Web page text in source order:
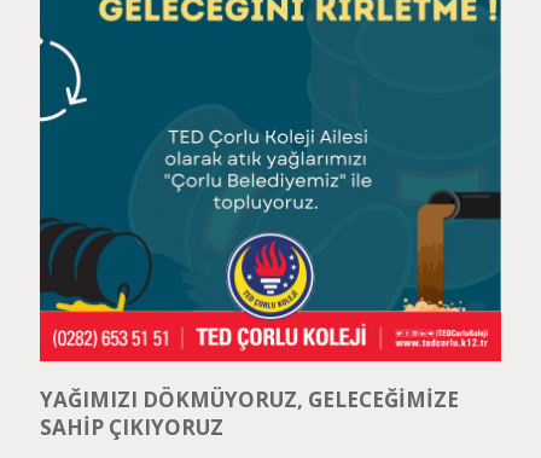
YAĞIMIZI DÖKMÜYORUZ, GELECEĞİMİZE
SAHİP ÇIKIYORUZ